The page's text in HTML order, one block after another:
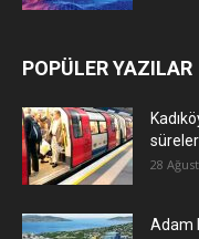
POPÜLER YAZILAR
28
Adam